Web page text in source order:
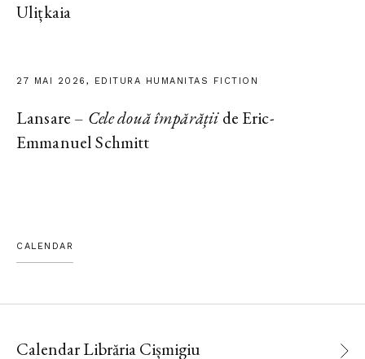
Ulițkaia
27 MAI 2026, EDITURA HUMANITAS FICTION
Lansare – Cele două împărățiide Eric-
Emmanuel Schmitt
CALENDAR
Calendar Librăria Cișmigiu